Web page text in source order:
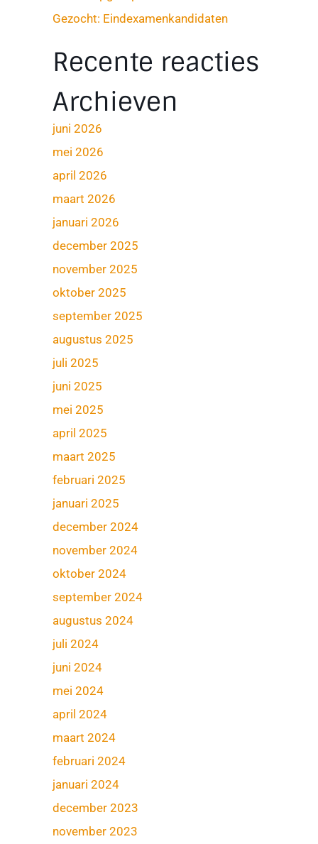
Gezocht: Eindexamenkandidaten
Recente reacties
Archieven
juni 2026
mei 2026
april 2026
maart 2026
januari 2026
december 2025
november 2025
oktober 2025
september 2025
augustus 2025
juli 2025
juni 2025
mei 2025
april 2025
maart 2025
februari 2025
januari 2025
december 2024
november 2024
oktober 2024
september 2024
augustus 2024
juli 2024
juni 2024
mei 2024
april 2024
maart 2024
februari 2024
januari 2024
december 2023
november 2023